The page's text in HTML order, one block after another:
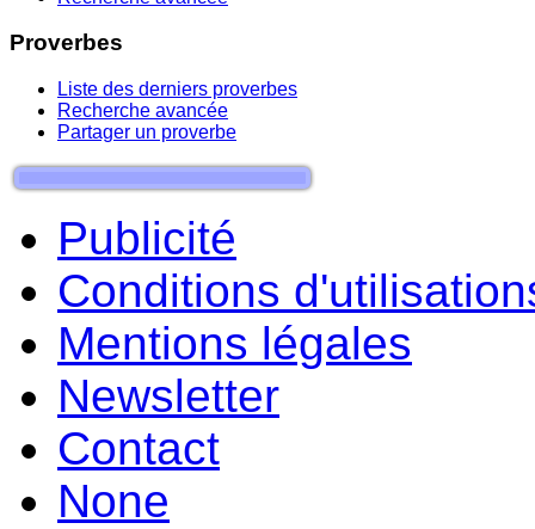
Proverbes
Liste des derniers proverbes
Recherche avancée
Partager un proverbe
Publicité
Conditions
Mentions légales
Newsletter
Contact
None